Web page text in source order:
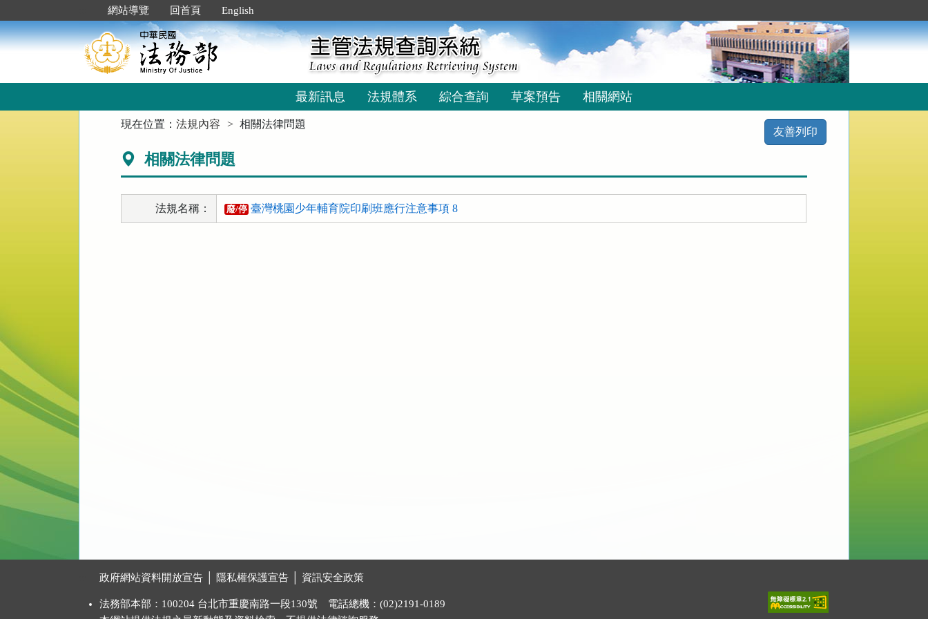
到
主
要
網站導覽 回首頁 English
最新訊息 法規體系 綜合查詢 草案預告 相關網站
現在位置：法規內容 相關法律問題
友善列印
相關法律問題
法規名稱： 廢/停 臺灣桃園少年輔育院印刷班應行注意事項 8
政府網站資料開放宣告 隱私權保護宣告 資訊安全政策
法務部本部：100204 台北市重慶南路一段130號 電話總機：(02)2191-0189